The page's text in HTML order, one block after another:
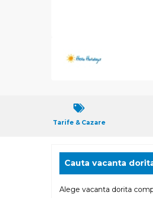
Tarife & Cazare
Cauta vacanta
Alege vacanta dorita